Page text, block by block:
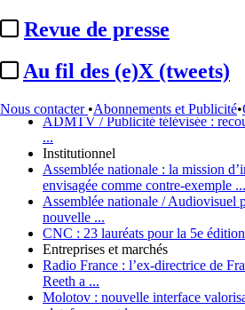
Revue de presse
Au fil des (e)X (tweets)
Nous contacter •Abonnements et Publicité•
Sommaire
A la Une
...
ADMTV / Publicité télévisée :
...
Institutionnel
Assemblée nationale : la mission
envisagée comme contre-exemple ...
Assemblée nationale / Audiovisuel
nouvelle ...
CNC : 23 lauréats pour la 5e
Entreprises et marchés
Radio France : l’ex-directrice de
Reeth a ...
Molotov : nouvelle interface